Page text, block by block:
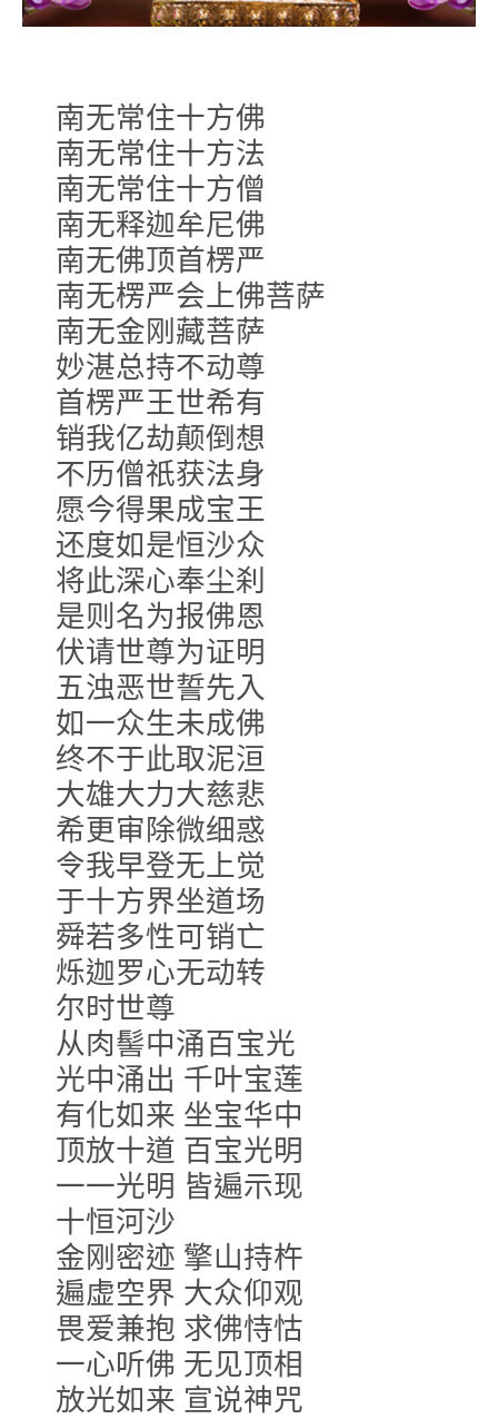
南无常住十方佛
南无常住十方法
南无常住十方僧
南无释迦牟尼佛
南无佛顶首楞严
南无楞严会上佛菩萨
南无金刚藏菩萨
妙湛总持不动尊
首楞严王世希有
销我亿劫颠倒想
不历僧祇获法身
愿今得果成宝王
还度如是恒沙众
将此深心奉尘刹
是则名为报佛恩
伏请世尊为证明
五浊恶世誓先入
如一众生未成佛
终不于此取泥洹
大雄大力大慈悲
希更审除微细惑
令我早登无上觉
于十方界坐道场
舜若多性可销亡
烁迦罗心无动转
尔时世尊
从肉髻中涌百宝光
光中涌出 千叶宝莲
有化如来 坐宝华中
顶放十道 百宝光明
一一光明 皆遍示现
十恒河沙
金刚密迹 擎山持杵
遍虚空界 大众仰观
畏爱兼抱 求佛恃怙
一心听佛 无见顶相
放光如来 宣说神咒